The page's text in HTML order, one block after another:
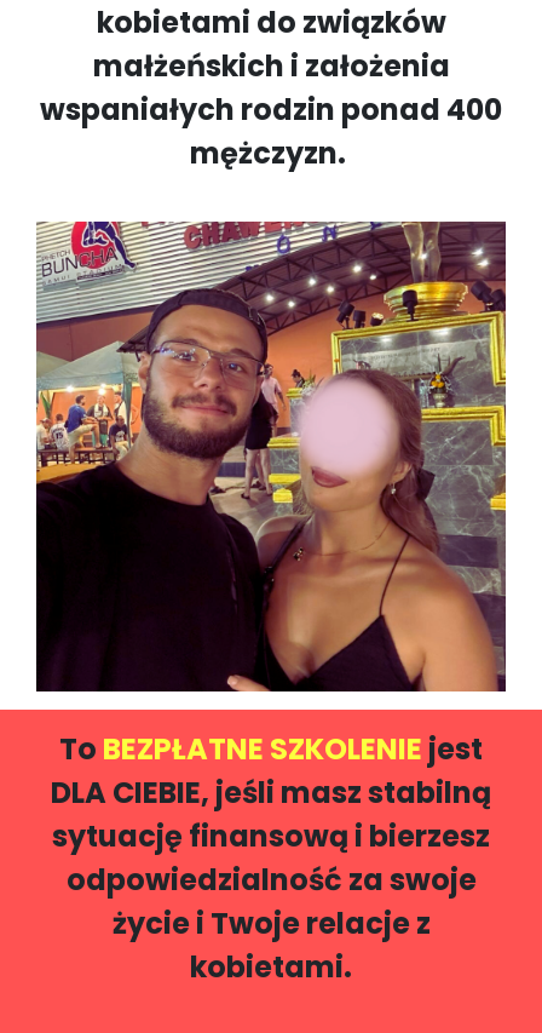
kobietami do związków
małżeńskich i założenia
wspaniałych rodzin ponad 400
mężczyzn.
To BEZPŁATNE SZKOLENIE jest
DLA CIEBIE, jeśli masz stabilną
sytuację finansową i bierzesz
odpowiedzialność za swoje
życie i Twoje relacje z
kobietami.